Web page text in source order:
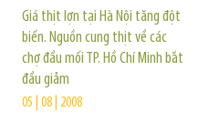
Giá thịt lợn tại Hà Nội tăng đột
biến. Nguồn cung thịt về các
chợ đầu mối TP. Hồ Chí Minh bắt
đầu giảm
05 | 08 | 2008